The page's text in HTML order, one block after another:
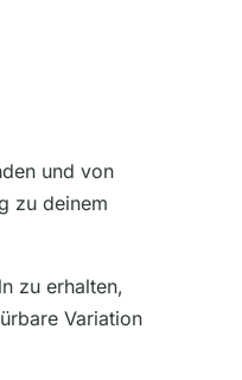
und von
zu deinem
zu erhalten,
Variation